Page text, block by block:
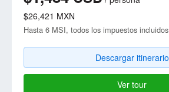
$26,421 MXN
Hasta 6 MSI, todos los impuestos incluidos
Descargar itinerario
Ver tour